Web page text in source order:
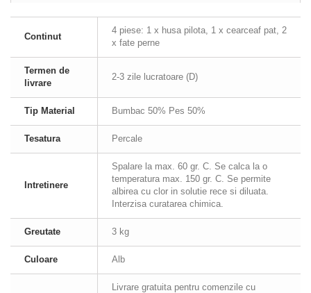
Continut
4 piese: 1 x husa pilota, 1 x cearceaf pat, 2
x fate perne
Termen de
livrare
2-3 zile lucratoare (D)
Tip Material Bumbac 50% Pes 50%
Tesatura Percale
Intretinere
Spalare la max. 60 gr. C. Se calca la o
temperatura max. 150 gr. C. Se permite
albirea cu clor in solutie rece si diluata.
Interzisa curatarea chimica.
Greutate 3 kg
Culoare Alb
Livrare gratuita pentru comenzile cu